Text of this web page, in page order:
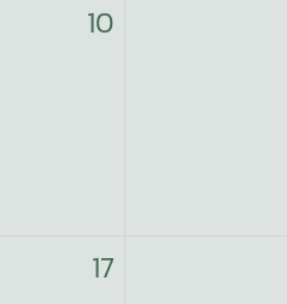
10
17